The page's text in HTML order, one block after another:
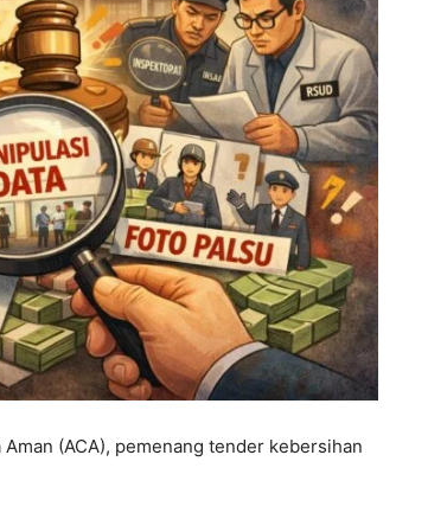
(ACA), pemenang tender kebersihan